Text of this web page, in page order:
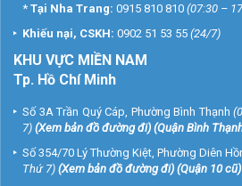
* Tại Nha Trang: 0915 810 810 (07:30 –
Khiếu nại, CSKH: 0902 51 53 55 (24/7)
KHU VỰC MIỀN NAM
Tp. Hồ Chí Minh
Số 3A Trần Quý Cáp, Phường Bình Thạnh
7) (Xem bản đồ đường đi) (Quận Bình
Số 354/70 Lý Thường Kiệt, Phường Diên
Thứ 7) (Xem bản đồ đường đi) (Quận 10 cũ)